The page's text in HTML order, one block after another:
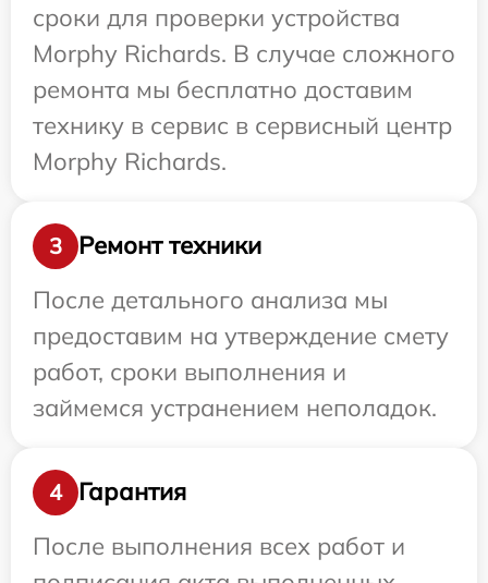
сроки для проверки устройства
Morphy Richards. В случае сложного
ремонта мы бесплатно доставим
технику в сервис в сервисный центр
Morphy Richards.
3
Ремонт техники
После детального анализа мы
предоставим на утверждение смету
работ, сроки выполнения и
займемся устранением неполадок.
4
Гарантия
После выполнения всех работ и